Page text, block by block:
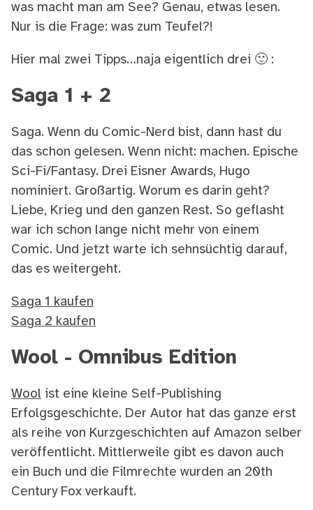
was macht man am See? Genau, etwas lesen.
Nur is die Frage: was zum Teufel?!
Hier mal zwei Tipps…naja eigentlich drei 🙂 :
Saga 1 + 2
Saga. Wenn du Comic-Nerd bist, dann hast du
das schon gelesen. Wenn nicht: machen. Epische
Sci-Fi/Fantasy. Drei Eisner Awards, Hugo
nominiert. Großartig. Worum es darin geht?
Liebe, Krieg und den ganzen Rest. So geflasht
war ich schon lange nicht mehr von einem
Comic. Und jetzt warte ich sehnsüchtig darauf,
das es weitergeht.
Saga 1 kaufen
Saga 2 kaufen
Wool - Omnibus Edition
Wool ist eine kleine Self-Publishing
Erfolgsgeschichte. Der Autor hat das ganze erst
als reihe von Kurzgeschichten auf Amazon selber
veröffentlicht. Mittlerweile gibt es davon auch
ein Buch und die Filmrechte wurden an 20th
Century Fox verkauft.